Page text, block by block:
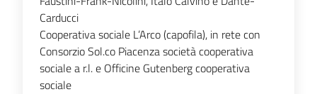
Carducci
Cooperativa sociale L’Arco (capofila), in rete con
Consorzio Sol.co Piacenza società cooperativa
sociale a r.l. e Officine Gutenberg cooperativa
sociale